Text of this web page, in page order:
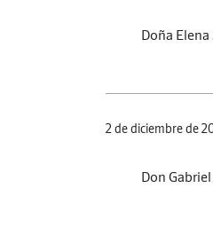
Doña
2 de diciembre de
Don